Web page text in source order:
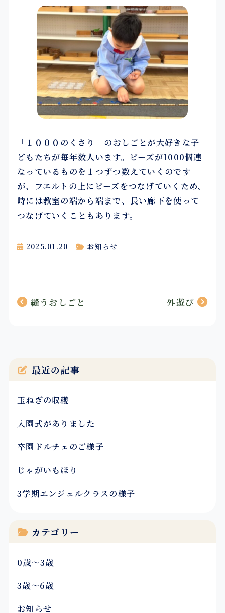
「１０００のくさり」のおしごとが大好きな子
どもたちが毎年数人います。ビーズが1000個連
なっているものを１つずつ数えていくのです
が、フエルトの上にビーズをつなげていくため、
時には教室の端から端まで、長い廊下を使って
つなげていくこともあります。
2025.01.20 お知らせ
投
ビ
ー
シ
ョ
ン
縫うおしごと 外遊び
最近の記事
玉ねぎの収穫
入園式がありました
卒園ドルチェのご様子
じゃがいもほり
3学期エンジェルクラスの様子
カテゴリー
0歳～3歳
3歳～6歳
お知らせ